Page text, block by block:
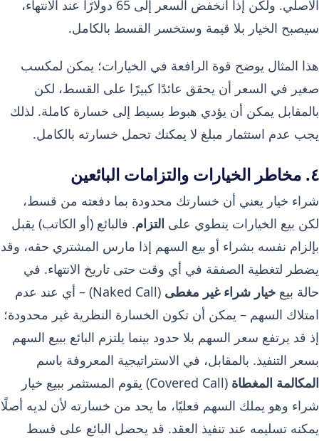
الأصلي. ولكن إذا انخفض السعر إلى 65 دولارًا عند الانتهاء،
سيصبح الخيار بلا قيمة وستخسر القسط بالكامل.
هذا المثال يوضح قوة الرافعة في الخيارات؛ يمكن لمكسب
صغير في السعر أن يحقق عائدًا كبيرًا على القسط، لكن
بالمقابل يمكن أن يؤدي هبوط بسيط إلى خسارة كاملة. لذلك
يجب عدم استثمار مبلغ لا يمكنك تحمل خسارته بالكامل.
٤. مخاطر الخيارات والتزامات البائعين
شراء خيار يعني أن خسارتك محدودة بما دفعته من قسط،
لكن بيع الخيارات ينطوي على التزام. فالبائع (أو الكاتب) يقبل
بإلزام نفسه بشراء أو بيع السهم إذا مارس المشتري حقه، وقد
يضطر لتغطية الصفقة في أي وقت حتى تاريخ الانتهاء. في
حالة بيع خيار شراء غير مغطى
(Naked Call) – أي عند عدم
امتلاك السهم – يمكن أن تكون الخسارة النظرية غير محدودة؛
إذ قد يرتفع سعر السهم بلا حدود بينما يلتزم البائع ببيع السهم
بسعر التنفيذ. بالمقابل، في الاستراتيجية المعروفة باسم
المكالمة المغطاة
(Covered Call) يقوم المستثمر ببيع خيار
شراء وهو يملك السهم فعليًا، ما يحد من خسارته لأن لديه أصلًا
يمكنه تسليمه عند تنفيذ العقد. قد يحصل البائع على قسط